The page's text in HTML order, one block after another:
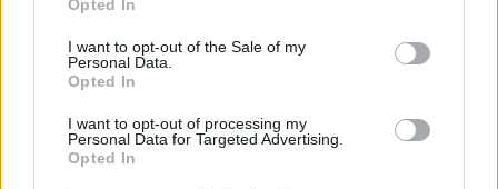
use your data for below specified purposes in below Google
consent section.
Opted In
I want to opt-out of the Sale of my
Personal Data.
Opted In
I want to opt-out of processing my
Personal Data for Targeted Advertising.
Opted In
Hari. Fekete Ernő nem evilági titkosrendőre
állandóan elfoglaltnak látszik a színen, buzgón
jegyzeteli a semmit, sokáig keveregetett pohár
cappuccinóját abszurd könnyedséggel vágja
zakózsebre.
Mészáros Béla frissen csirizelt díszletszagú hangon